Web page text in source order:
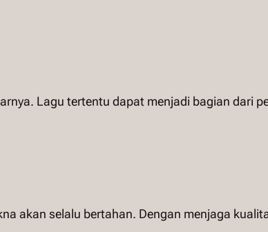
Lagu tertentu dapat menjadi bagian dari
akan selalu bertahan. Dengan menjaga